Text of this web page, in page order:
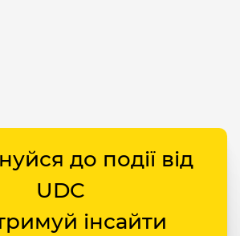
до події від
UDC
інсайти